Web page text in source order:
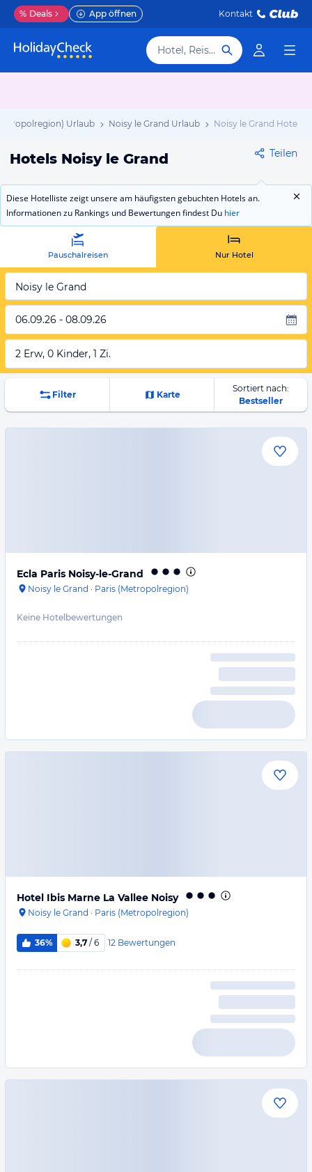
% Deals App öffnen Kontakt
Hotel, Reiseziel
Urlaub Noisy le Grand Urlaub Noisy le Grand Hotels
Hotels Noisy le Grand Teilen
Diese Hotelliste zeigt unsere am häufigsten gebuchten Hotels an.
Informationen zu Rankings und Bewertungen findest Du hier
Pauschalreisen Nur Hotel
Noisy le Grand
06.09.26 - 08.09.26
2 Erw, 0 Kinder, 1 Zi.
Filter Karte
Sortiert nach:
Bestseller
Ecla Paris Noisy-le-Grand
Noisy le Grand · Paris (Metropolregion)
Keine Hotelbewertungen
Hotel Ibis Marne La Vallee Noisy
Noisy le Grand · Paris (Metropolregion)
36% 3,7 / 6 12 Bewertungen